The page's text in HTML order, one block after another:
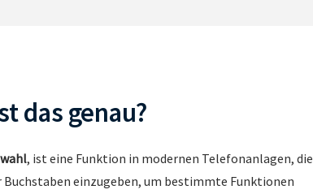
das genau?
, ist eine Funktion in modernen Telefonanlagen, die
einzugeben, um bestimmte Funktionen